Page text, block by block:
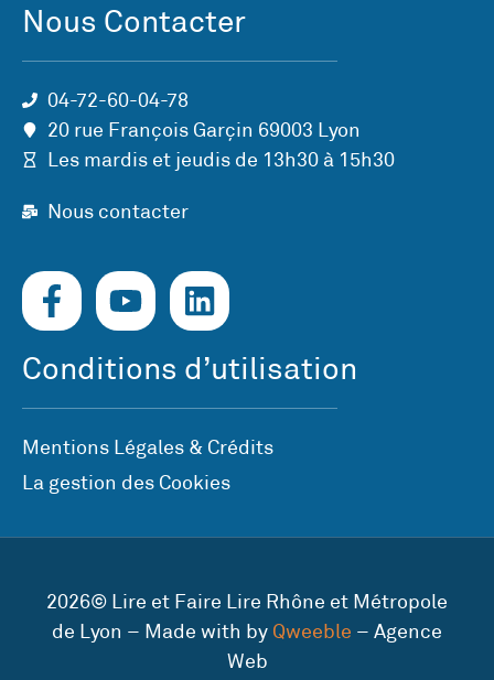
Nous Contacter
04-72-60-04-78
20 rue François Garçin 69003 Lyon
Les mardis et jeudis de 13h30 à 15h30
Nous contacter
Conditions d’utilisation
Mentions Légales & Crédits
La gestion des Cookies
2026© Lire et Faire Lire Rhône et Métropole
de Lyon – Made with by Qweeble – Agence
Web